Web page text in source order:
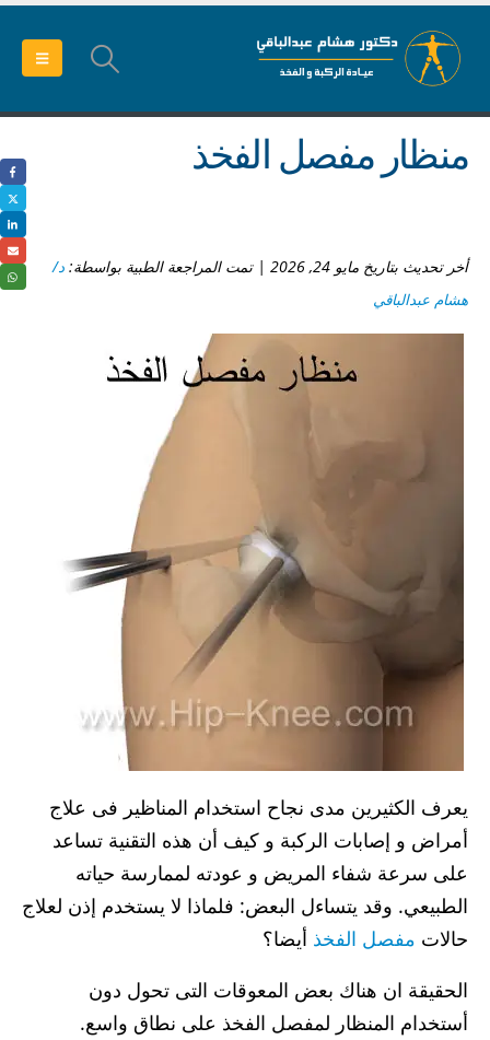
منظار مفصل الفخذ
أخر تحديث بتاريخ مايو 24, 2026 | تمت المراجعة الطبية بواسطة:
د/
هشام عبدالباقي
يعرف الكثيرين مدى نجاح استخدام المناظير فى علاج
أمراض و إصابات الركبة و كيف أن هذه التقنية تساعد
على سرعة شفاء المريض و عودته لممارسة حياته
الطبيعي. وقد يتساءل البعض: فلماذا لا يستخدم إذن لعلاج
حالات مفصل الفخذ أيضا؟
الحقيقة ان هناك بعض المعوقات التى تحول دون
أستخدام المنظار لمفصل الفخذ على نطاق واسع.